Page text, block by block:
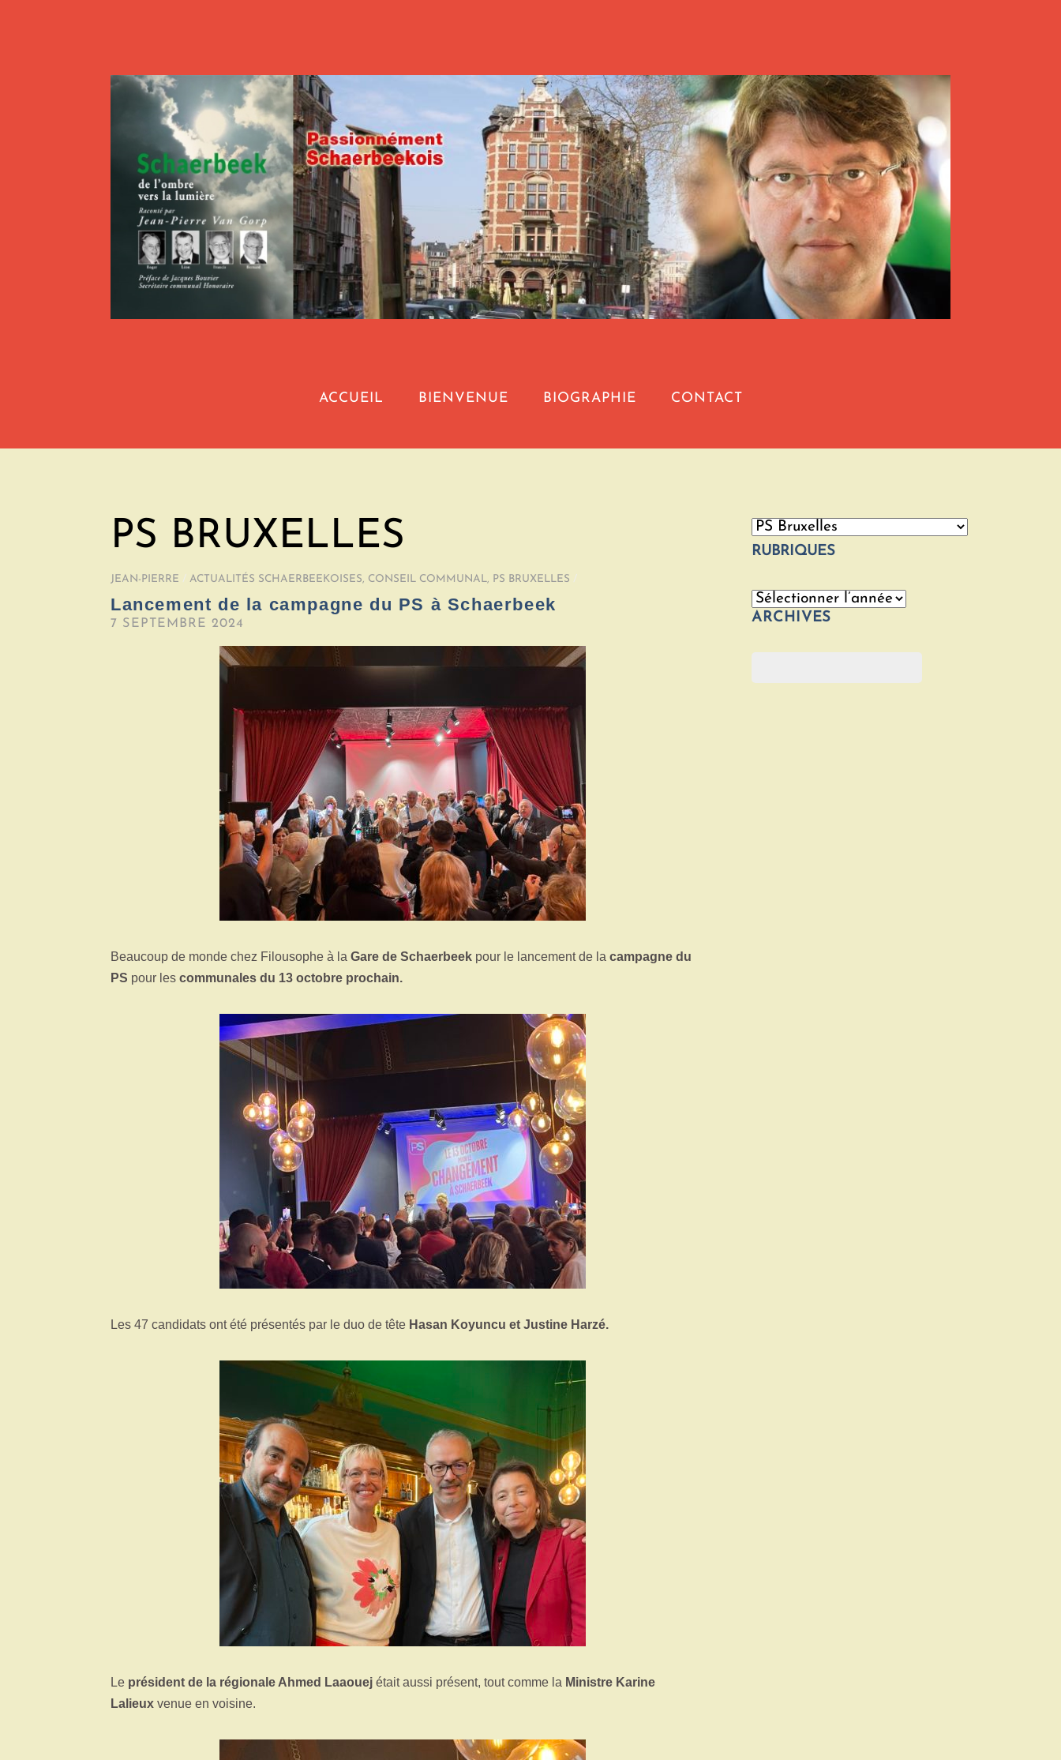
ACCUEIL BIENVENUE BIOGRAPHIE CONTACT
PS BRUXELLES
JEAN-PIERRE / ACTUALITÉS SCHAERBEEKOISES, CONSEIL COMMUNAL, PS BRUXELLES /
Lancement de la campagne du PS à Schaerbeek
7 SEPTEMBRE 2024
Beaucoup de monde chez Filousophe à la Gare de Schaerbeek pour le lancement de la campagne du
PS pour les communales du 13 octobre prochain.
Les 47 candidats ont été présentés par le duo de tête Hasan Koyuncu et Justine Harzé.
Le président de la régionale Ahmed Laaouej était aussi présent, tout comme la Ministre Karine
Lalieux venue en voisine.
Catégories
RUBRIQUES
Archives
ARCHIVES